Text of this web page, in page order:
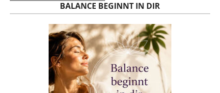
BALANCE BEGINNT IN DIR